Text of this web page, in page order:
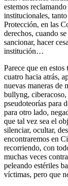
estemos
institucionales,
Protección, en las
derechos, cuando
sancionar, hacer
institución…
Parece que en
cuatro hacia atrás,
nuevas maneras de
bullyng,
pseudoteorías para
para otro lado,
que tal vez sea el
silenciar, ocultar,
encontraremos en
recorriendo, con
muchas veces
peleando estériles
víctimas, pero que